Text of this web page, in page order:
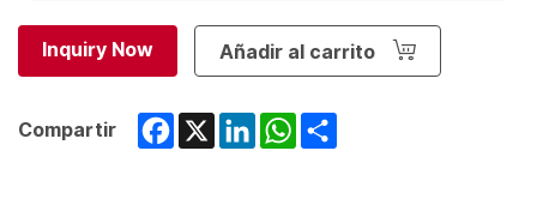
Inquiry Now Añadir al carrito
Compartir Facebook
X LinkedInWhatsApp